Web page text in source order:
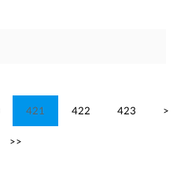
421 422 423 >
>>